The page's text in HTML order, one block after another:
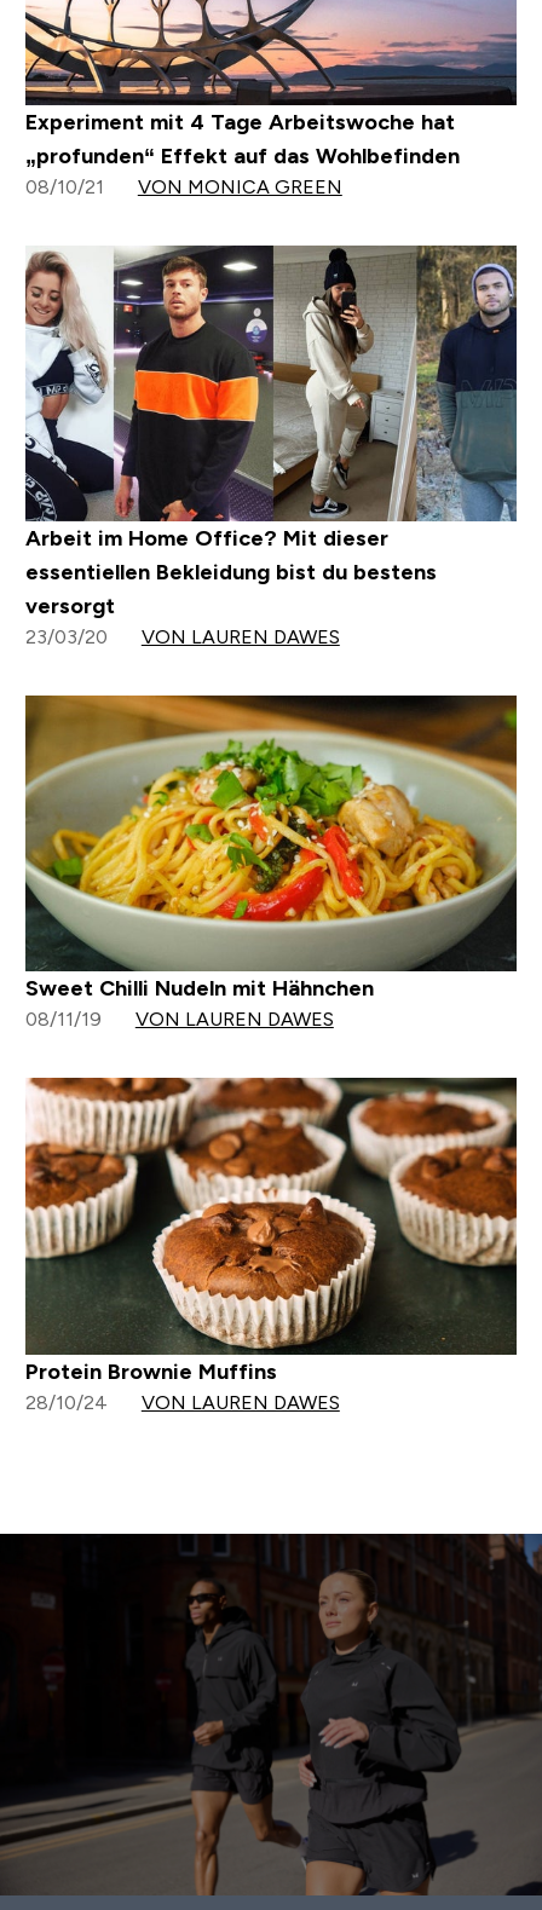
Experiment mit 4 Tage Arbeitswoche hat
„profunden“ Effekt auf das Wohlbefinden
08/10/21 VON MONICA GREEN
Arbeit im Home Office? Mit dieser
essentiellen Bekleidung bist du bestens
versorgt
23/03/20 VON LAUREN DAWES
Sweet Chilli Nudeln mit Hähnchen
08/11/19 VON LAUREN DAWES
Protein Brownie Muffins
28/10/24 VON LAUREN DAWES